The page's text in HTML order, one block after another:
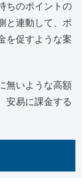
ちのポイントの
と連動して、ポ
を促すような案
無いような高額
安易に課金する